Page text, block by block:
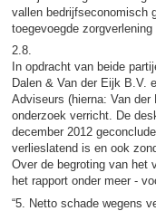
vallen bedrijfseconomisch
toegevoegde zorgverlening
2.8.
In opdracht van beide
Dalen & Van der Eijk B.V.
Adviseurs (hierna: Van
onderzoek verricht. De
december 2012
verlieslatend is en ook
Over de begroting van het
het rapport onder meer -
“5. Netto schade wegens